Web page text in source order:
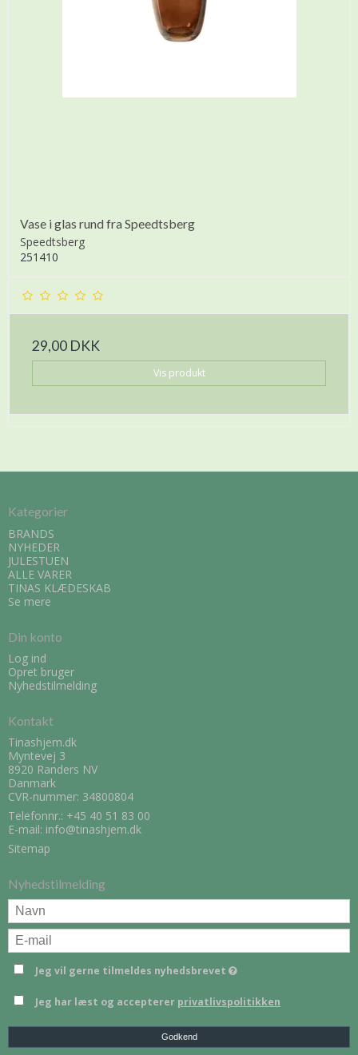
Vase i glas rund fra Speedtsberg
Speedtsberg
251410
29,00 DKK
Vis produkt
Kategorier
BRANDS
NYHEDER
JULESTUEN
ALLE VARER
TINAS KLÆDESKAB
Se mere
Din konto
Log ind
Opret bruger
Nyhedstilmelding
Kontakt
Tinashjem.dk
Myntevej 3
8920 Randers NV
Danmark
CVR-nummer: 34800804
Telefonnr.: +45 40 51 83 00
E-mail: info@tinashjem.dk
Sitemap
Nyhedstilmelding
Jeg vil gerne tilmeldes nyhedsbrevet
Jeg har læst og accepterer privatlivspolitikken
Godkend